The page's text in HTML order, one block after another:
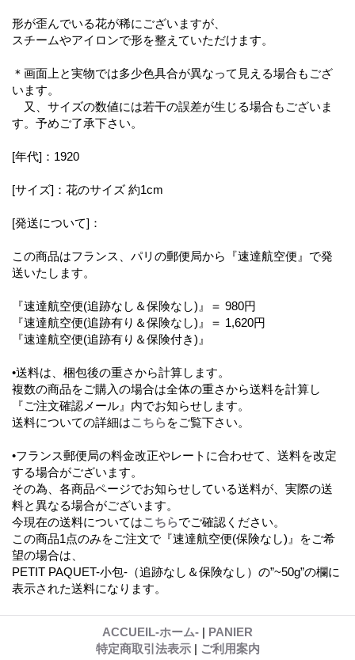
形が歪んでいる花が稀にございますが、
スチームやアイロンで形を整えていただけます。
＊画面上と実物では多少色具合が異なって見える場合もござ
います。
又、サイズの数値には若干の誤差が生じる場合もございま
す。予めご了承下さい。
[年代]：1920
[サイズ]：花のサイズ 約1cm
[発送について]：
この商品はフランス、パリの郵便局から『速達航空便』で発
送いたします。
『速達航空便(追跡なし＆保険なし)』＝ 980円
『速達航空便(追跡有り＆保険なし)』＝ 1,620円
『速達航空便(追跡有り＆保険付き)』
•送料は、梱包後の重さから計算します。
複数の商品をご購入の場合は全体の重さから送料を計算し
『ご注文確認メール』内でお知らせします。
送料についての詳細はこちらをご覧下さい。
•フランス郵便局の料金改正やレートに合わせて、送料を改定
する場合がございます。
その為、各商品ページでお知らせしている送料が、実際の送
料と異なる場合がございます。
今現在の送料についてはこちらでご確認ください。
この商品1点のみをご注文で『速達航空便(保険なし)』をご希
望の場合は、
PETIT PAQUET-小包-（追跡なし＆保険なし）の”~50g”の欄に
表示された送料になります。
ACCUEIL-ホーム- | PANIER
特定商取引法表示 | ご利用案内